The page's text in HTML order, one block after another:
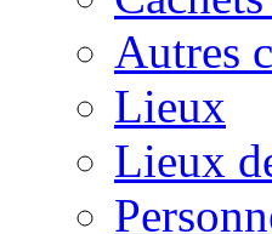
Autres
Lieux
Lieux